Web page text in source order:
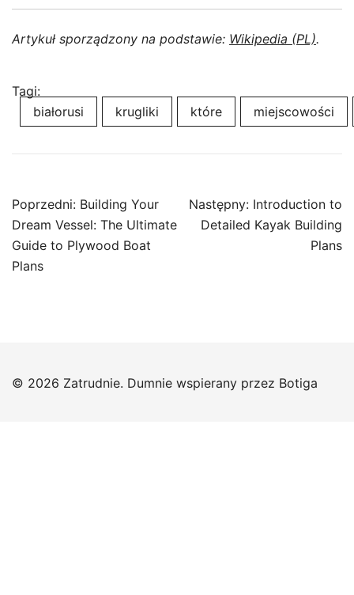
Artykuł sporządzony na podstawie: Wikipedia (PL).
Tagi:
białorusi
krugliki które miejscowości
Nawigacja
wpisu
Poprzedni: Building Your
Dream Vessel: The Ultimate
Guide to Plywood Boat
Plans
Następny: Introduction to
Detailed Kayak Building
Plans
© 2026 Zatrudnie. Dumnie wspierany przez Botiga